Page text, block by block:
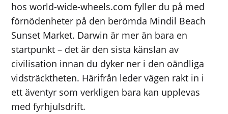
hos world-wide-wheels.com fyller du på med
förnödenheter på den berömda Mindil Beach
Sunset Market. Darwin är mer än bara en
startpunkt – det är den sista känslan av
civilisation innan du dyker ner i den oändliga
vidsträcktheten. Härifrån leder vägen rakt in i
ett äventyr som verkligen bara kan upplevas
med fyrhjulsdrift.